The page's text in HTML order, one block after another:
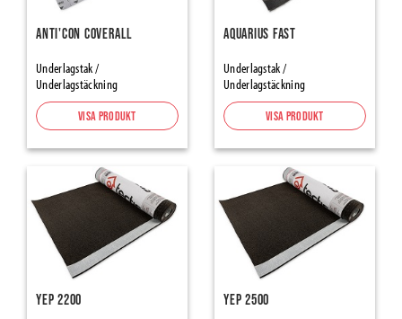
SillSealing PE-Foam & Bitumen
Element Joint Sealing
Foam Tapes and Damber Bands
Expanderande Tejp
Tejper
Tätningstejper för Ångspärr & Vindskydd
Alumininium- & Butyltejper
Anti'con Coverall
Underlagstak /
Underlagstäckning
Visa produkt
Aquarius Fast
Underlagstak /
Underlagstäckning
Visa produkt
YEP 2200 YEP 2500